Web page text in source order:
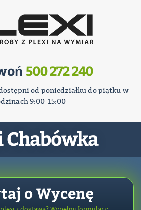
500 272 240
od poniedziałku do piątku w
9:00-15:00
Chabówka
o Wycenę